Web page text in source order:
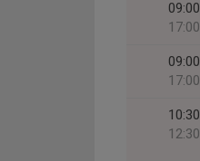
09:00
17:00
09:00
17:00
10:30
12:30